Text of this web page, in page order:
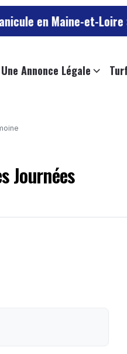
et-Loire : jusqu’à
Annonce Légale Turf
Journées